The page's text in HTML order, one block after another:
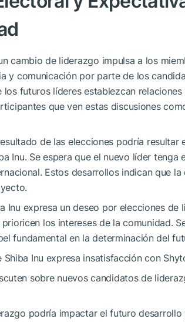
cambio de liderazgo impulsa a los
y comunicación por parte de los
futuros líderes establezcan
que ven estas discusiones
de las elecciones podría resultar
Inu. Se espera que el nuevo líder
Estos desarrollos indican que
Inu expresa un deseo por elecciones de
los intereses de la comunidad.
fundamental en la determinación del
Shiba Inu expresa insatisfacción con
sobre nuevos candidatos de
podría impactar el futuro